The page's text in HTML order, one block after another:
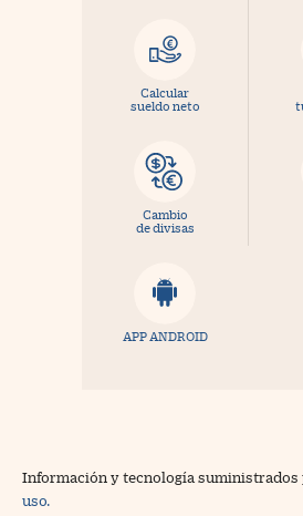
Calcular
sueldo neto
Cambio
de divisas
APP ANDROID
Información y tecnología suministrados
uso.